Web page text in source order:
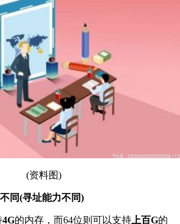
(资料图)
同(寻址能力不同)
4G的内存，而64位则可以支持 上百G的